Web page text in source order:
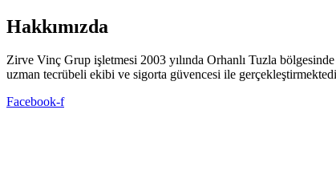
Hakkımızda
Zirve Vinç Grup işletmesi 2003 yılında Orhanlı Tuzla
uzman tecrübeli ekibi ve sigorta güvencesi ile
Facebook-f